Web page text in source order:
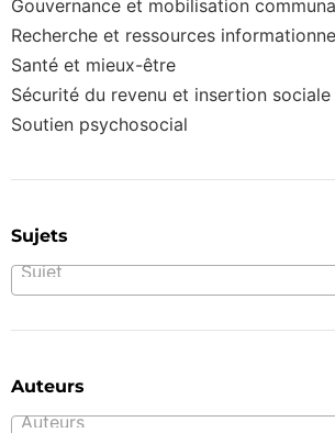
Gouvernance et mobilisation
Recherche et ressources
Santé et mieux-être
Sécurité du revenu et insertion sociale
Soutien psychosocial
Sujets
Sujet
Auteurs
Auteurs